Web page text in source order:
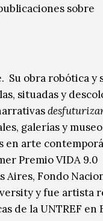
sobre
Su obra robótica y
situadas y
galerías y
en arte
Premio VIDA 9.0
Fondo
y fue artista
de la UNTREF en